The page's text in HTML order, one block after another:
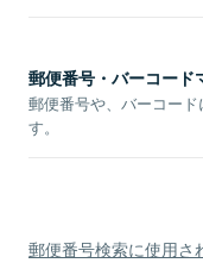
郵便番号・バーコード
郵便番号や、バーコー
す。
郵便番号検索に使用さ